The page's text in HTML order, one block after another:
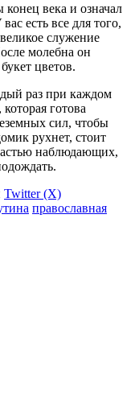
века и означал
есть все для того,
служение
молебна он
цветов.
раз при каждом
готова
сил, чтобы
рухнет, стоит
наблюдающих,
Twitter (X)
православная